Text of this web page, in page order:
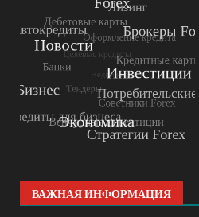
ВАЖНАЯ ИНФОРМАЦИЯ